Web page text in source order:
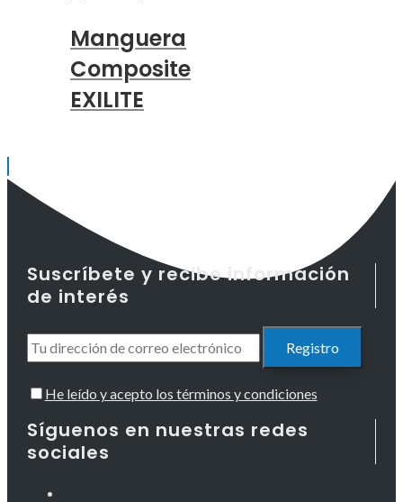
Manguera
Composite
EXILITE
Suscríbete y recibe información
de interés
He leído y acepto los términos y condiciones
Síguenos en nuestras redes
sociales